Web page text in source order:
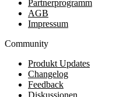
Partnerprogramm
AGB
Impressum
Community
Produkt Updates
Changelog
Feedback
Diskussionen